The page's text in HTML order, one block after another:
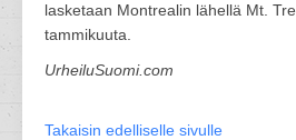
lasketaan Montrealin lähellä Mt.
tammikuuta.
UrheiluSuomi.com
Takaisin edelliselle sivulle